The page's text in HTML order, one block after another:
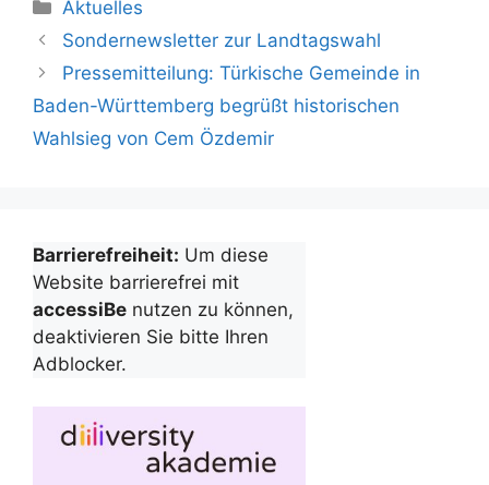
Aktuelles
Sondernewsletter zur Landtagswahl
Pressemitteilung: Türkische Gemeinde in
Baden-Württemberg begrüßt historischen
Wahlsieg von Cem Özdemir
Barrierefreiheit: Um diese
Website barrierefrei mit
accessiBe nutzen zu können,
deaktivieren Sie bitte Ihren
Adblocker.